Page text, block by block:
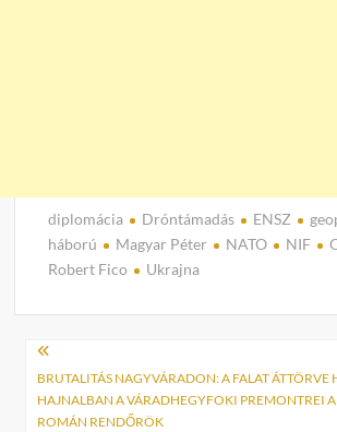
diplomácia Dróntámadás ENSZ
háború
Magyar Péter NATO NIF
Robert Fico
Ukrajna
Bejegyzés
navigáció
BRUTALITÁS NAGYVÁRADON: A FALAT ÁTTÖRVE
HAJNALBAN A VÁRADHEGYFOKI PREMONTREI
ROMÁN RENDŐRÖK